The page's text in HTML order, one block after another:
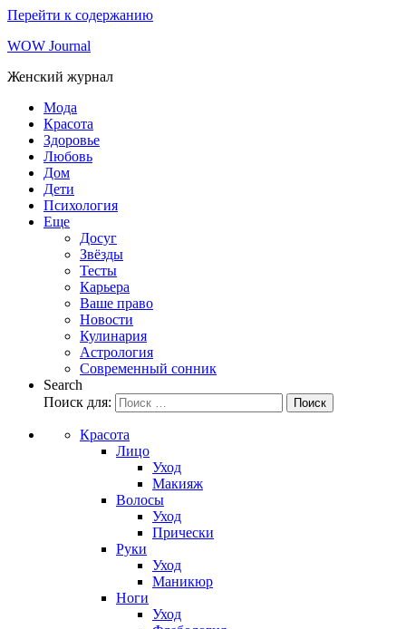
Перейти к содержанию
WOW Journal
Женский журнал
Мода
Красота
Здоровье
Любовь
Дом
Дети
Психология
Еще
Досуг
Звёзды
Тесты
Карьера
Ваше право
Новости
Кулинария
Астрология
Современный сонник
Search
Поиск для:
Поиск
Красота
Лицо
Уход
Макияж
Волосы
Уход
Прически
Руки
Уход
Маникюр
Ноги
Уход